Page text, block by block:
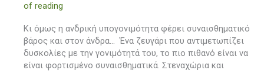
of reading
Κι όμως η ανδρική υπογονιμότητα φέρει συναισθηματικό
βάρος και στον άνδρα… Ένα ζευγάρι που αντιμετωπίζει
δυσκολίες με την γονιμότητά του, το πιο πιθανό είναι να
είναι φορτισμένο συναισθηματικά. Στεναχώρια και
υπογονιμότητας